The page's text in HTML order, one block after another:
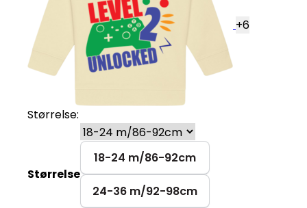
+6
Størrelse:
Størrelse
18-24 m/86-92cm
24-36 m/92-98cm